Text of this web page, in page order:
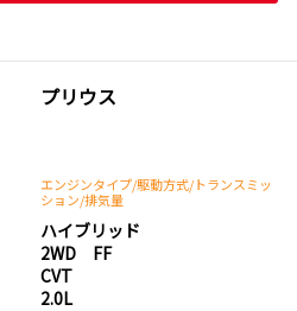
プリウス
エンジンタイプ/駆動方式/トランスミッ
ション/排気量
ハイブリッド
2WD FF
CVT
2.0L